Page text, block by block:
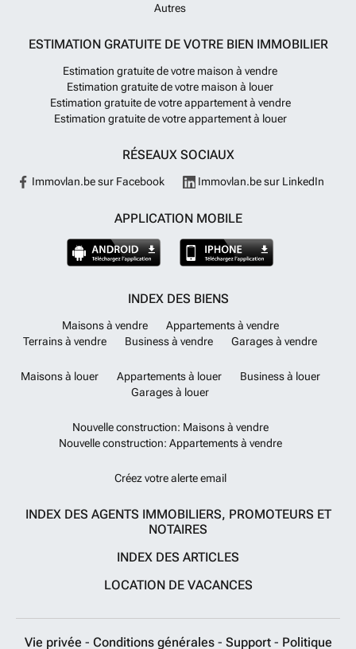
Autres
ESTIMATION GRATUITE DE VOTRE BIEN IMMOBILIER
Estimation gratuite de votre maison à vendre
Estimation gratuite de votre maison à louer
Estimation gratuite de votre appartement à vendre
Estimation gratuite de votre appartement à louer
RÉSEAUX SOCIAUX
Immovlan.be sur Facebook Immovlan.be sur LinkedIn
APPLICATION MOBILE
INDEX DES BIENS
Maisons à vendre
Appartements à vendre
Terrains à vendre
Business à vendre Garages à vendre
Maisons à louer Appartements à louer
Business à louer
Garages à louer
Nouvelle construction: Maisons à vendre
Nouvelle construction: Appartements à vendre
Créez votre alerte email
INDEX DES AGENTS IMMOBILIERS, PROMOTEURS ET
NOTAIRES
INDEX DES ARTICLES
LOCATION DE VACANCES
Vie privée - Conditions générales - Support - Politique